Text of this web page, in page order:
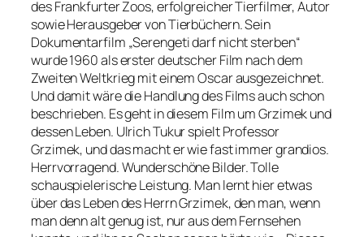
des Frankfurter Zoos, erfolgreicher Tierfilmer, Autor
sowie Herausgeber von Tierbüchern. Sein
Dokumentarfilm „Serengeti darf nicht sterben“
wurde 1960 als erster deutscher Film nach dem
Zweiten Weltkrieg mit einem Oscar ausgezeichnet.
Und damit wäre die Handlung des Films auch schon
beschrieben. Es geht in diesem Film um Grzimek und
dessen Leben. Ulrich Tukur spielt Professor
Grzimek, und das macht er wie fast immer grandios.
Herrvorragend. Wunderschöne Bilder. Tolle
schauspielerische Leistung. Man lernt hier etwas
über das Leben des Herrn Grzimek, den man, wenn
man denn alt genug ist, nur aus dem Fernsehen